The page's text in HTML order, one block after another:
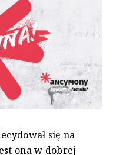
się na
ona w dobrej